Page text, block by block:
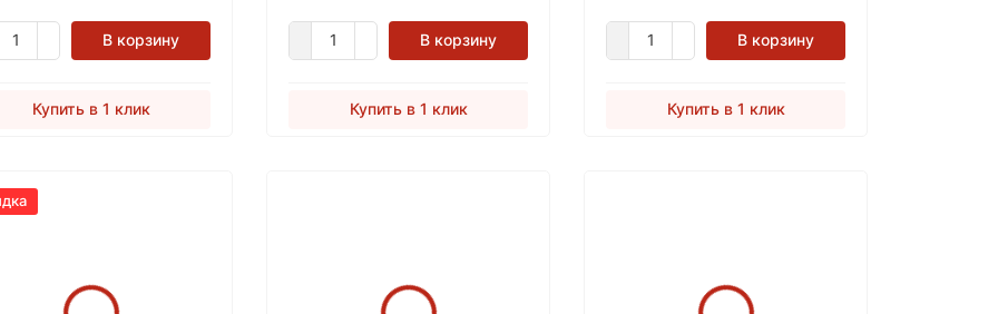
В корзину
Купить в 1 клик
В корзину
Купить в 1 клик
В корзину
Купить в 1 клик